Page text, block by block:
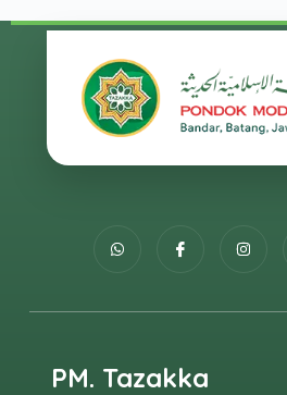
PM. Tazakka